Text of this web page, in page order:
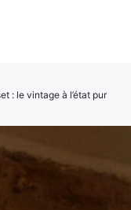
: le vintage à l’état pur